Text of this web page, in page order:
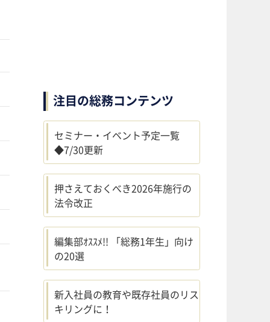
注目の総務コンテンツ
セミナー・イベント予定一覧
◆7/30更新
押さえておくべき2026年施行の
法令改正
編集部ｵｽｽﾒ!! 「総務1年生」向け
の20選
新入社員の教育や既存社員のリス
キリングに！